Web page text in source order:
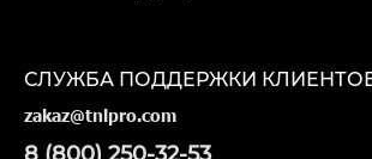
СЛУЖБА ПОДДЕРЖКИ
zakaz@tnlpro.com